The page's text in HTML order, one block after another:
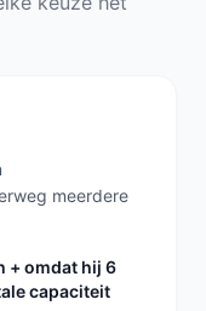
meerdere
+ omdat hij 6
capaciteit